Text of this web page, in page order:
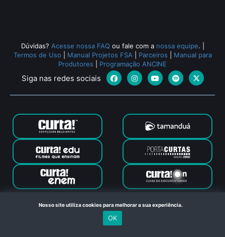
Dúvidas? Acesse nossa FAQ ou fale com a nossa equipe.
Termos de Uso
Manual Projetos FSA Parceiros
Manual para
Produtores
Programação ANCINE
Siga nas redes sociais
Canal Curta © 2024. Todos os direitos reservados. Feito com
no Rio de Janeiro
Nosso site utiliza cookies para melhorar a sua experiência.
OK